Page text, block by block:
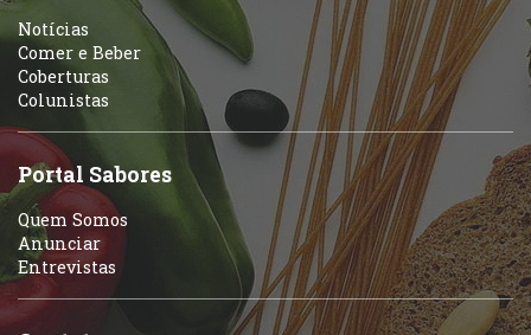
Portuguesa
Self-service
Sobremesas e sorvetes
Variados
Notícias
Comer e Beber
Coberturas
Colunistas
Portal Sabores
Quem Somos
Anunciar
Entrevistas